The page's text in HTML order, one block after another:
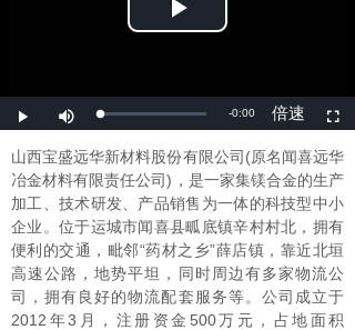
山西宝盛远华新材料股份有限公司(原名闻喜远华
冶金材料有限责任公司)，是一家集镁合金的生产
加工、技术研发、产品销售为一体的科技型中小
企业。位于运城市闻喜县畖底镇辛村村北，拥有
便利的交通，毗邻“药材之乡”薛店镇，靠近北垣
高速公路，地势平坦，同时周边有多家物流公
司，拥有良好的物流配套服务等。公司成立于
2012年3月，注册资金500万元，占地面积